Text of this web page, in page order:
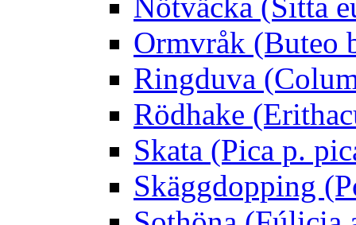
Ormvråk (Buteo
Ringduva
Rödhake
Skata (Pica p.
Skäggdopping